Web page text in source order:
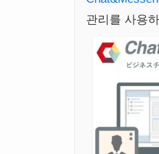
관리를 사용